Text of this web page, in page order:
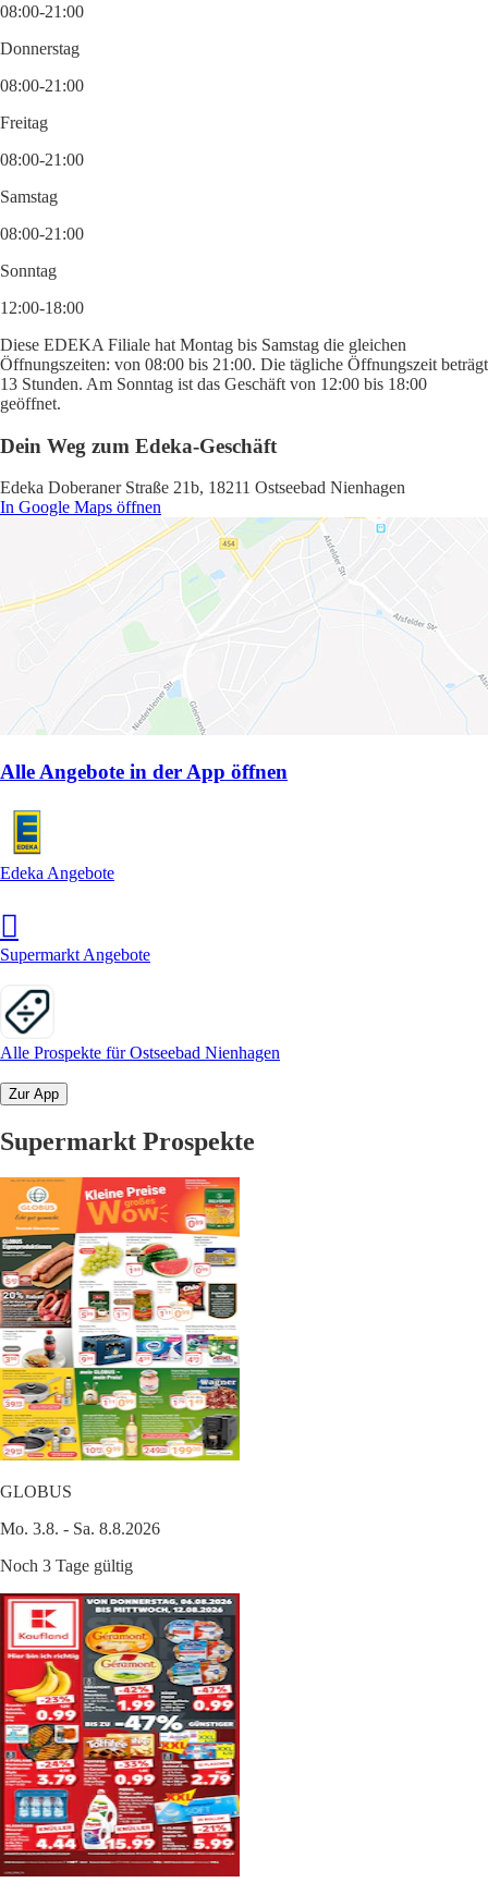
08:00-21:00
Donnerstag
08:00-21:00
Freitag
08:00-21:00
Samstag
08:00-21:00
Sonntag
12:00-18:00
Diese EDEKA Filiale hat Montag bis Samstag die gleichen
Öffnungszeiten: von 08:00 bis 21:00. Die tägliche Öffnungszeit beträgt
13 Stunden. Am Sonntag ist das Geschäft von 12:00 bis 18:00
geöffnet.
Dein Weg zum Edeka-Geschäft
Edeka Doberaner Straße 21b, 18211 Ostseebad Nienhagen
In Google Maps öffnen
Alle Angebote in der App öffnen
Edeka Angebote
Supermarkt Angebote
Alle Prospekte für Ostseebad Nienhagen
Zur App
Supermarkt Prospekte
GLOBUS
Mo. 3.8. - Sa. 8.8.2026
Noch 3 Tage gültig